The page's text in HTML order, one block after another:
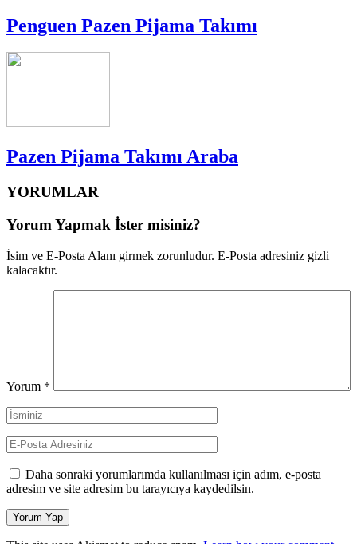
Penguen Pazen Pijama Takımı
Pazen Pijama Takımı Araba
YORUMLAR
Yorum Yapmak İster misiniz?
İsim ve E-Posta Alanı girmek zorunludur. E-Posta adresiniz gizli
kalacaktır.
Yorum *
Daha sonraki yorumlarımda kullanılması için adım, e-posta
adresim ve site adresim bu tarayıcıya kaydedilsin.